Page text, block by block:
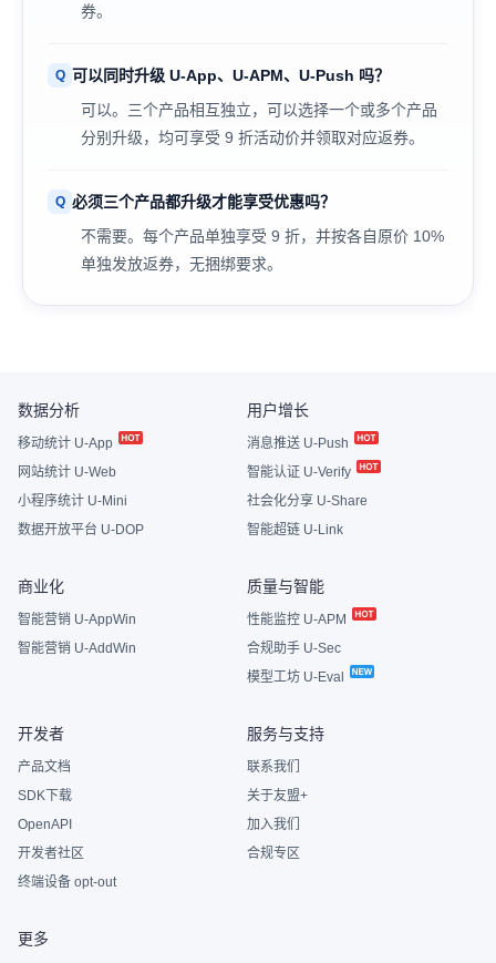
券。
可以同时升级 U-App、U-APM、U-Push 吗？
可以。三个产品相互独立，可以选择一个或多个产品
分别升级，均可享受 9 折活动价并领取对应返券。
必须三个产品都升级才能享受优惠吗？
不需要。每个产品单独享受 9 折，并按各自原价 10%
单独发放返券，无捆绑要求。
数据分析
移动统计 U-App
网站统计 U-Web
小程序统计 U-Mini
数据开放平台 U-DOP
用户增长
消息推送 U-Push
智能认证 U-Verify
社会化分享 U-Share
智能超链 U-Link
商业化
智能营销 U-AppWin
智能营销 U-AddWin
质量与智能
性能监控 U-APM
合规助手 U-Sec
模型工坊 U-Eval
开发者
产品文档
SDK下载
OpenAPI
开发者社区
终端设备 opt-out
服务与支持
联系我们
关于友盟+
加入我们
合规专区
更多